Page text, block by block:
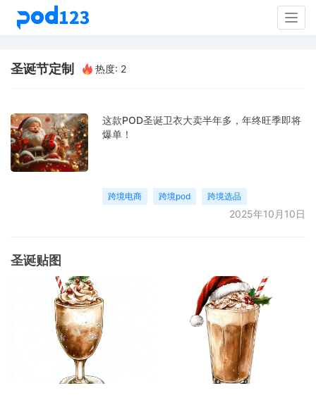
圣诞节定制 热度: 2
这款POD圣诞卫衣大卖半年多，年终旺季即将
爆单！
跨境电商 跨境pod 跨境选品
2025年10月10日
圣诞贴图